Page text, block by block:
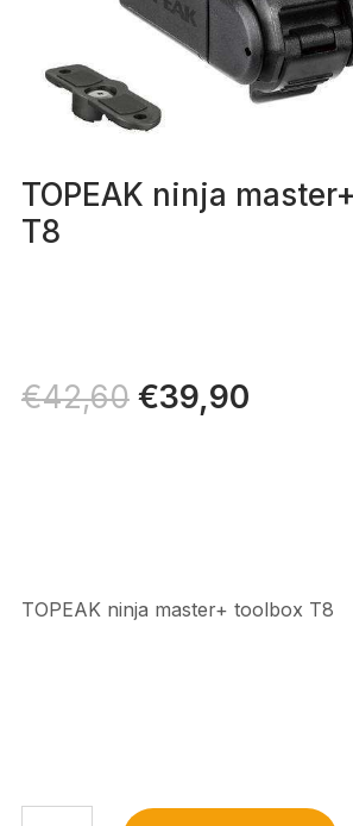
TOPEAK ninja
T8
€42,60 Il
prezzo
€39,90Il
TOPEAK ninja master+ toolbox T8